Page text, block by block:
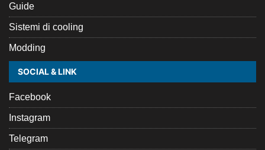
Guide
Sistemi di cooling
Modding
SOCIAL & LINK
Facebook
Instagram
Telegram